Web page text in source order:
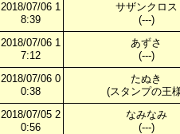
2018/07/06 1
8:39
サザンクロス
(---)
2018/07/06 1
7:12
あずさ
(---)
2018/07/06 0
0:38
たぬき
(スタンプの王
2018/07/05 2
0:56
なみなみ
(---)